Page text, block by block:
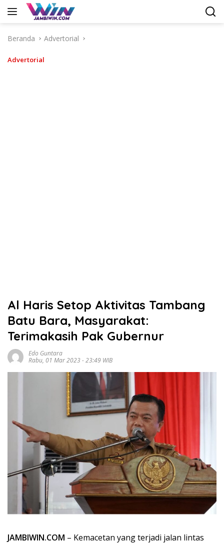
Langsung
Beranda
Advertorial
Advertorial
Al Haris Setop Aktivitas Tambang
Batu Bara, Masyarakat:
Terimakasih Pak Gubernur
Edo Guntara
Rabu, 01 Mar 2023 - 23:49 WIB
JAMBIWIN.COM – Kemacetan yang terjadi jalan lintas